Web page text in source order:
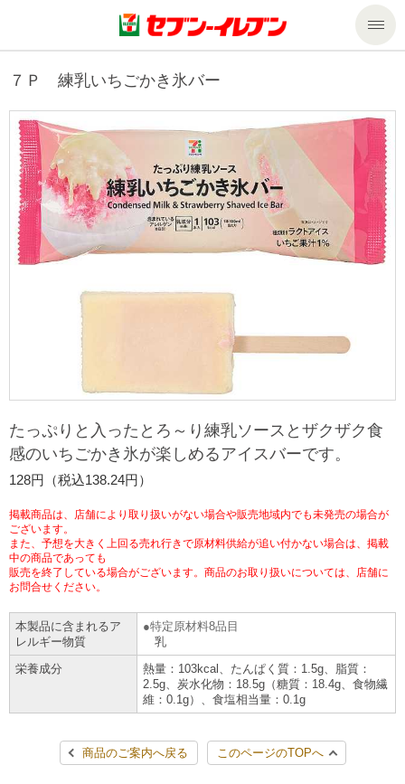
商品のご案内
商品のご案内トップ
今週の新商品
来週の新商品
セブンプレミアム
食の安全・安心への取組み
ギフト
プリペイドカード・金券
ニンテンドー・ダウンロードカード
セール・キャンペーン
サービス
サービストップ
マルチコピー機でできること
マルチコピー機でできることトップ
コピー
プリント
スキャン
ファクス
チケット
便利なサービス
宅配便
切手・はがき・印紙
セブン銀行ATM
ご利用可能なお支払い方法
各種料金のお支払い
チケットサービス
セブンチケット
チケットぴあ
イープラス
CNプレイガイド
セブン‐イレブンでお受取り
タワーレコード
セブンネットショッピング
停電時のサービス停止のお知らせ
企業情報
ニュースリリース
ごあいさつ
企業理念
会社概要
貸借対照表・損益計算書
沿革
国内店舗数
サステナビリティ
サステナビリティトップ
セブン＆アイ・ホールディングスの重点課題
サステナビリティ活動基本方針
サステナビリティ推進体制
GREEN CHALLENGE 2050
4VISIONS
サステナビリティニュース
サステナビリティレポート
加盟店オーナー募集 物件募集・購入
店舗検索
ネットショッピング
お問い合わせ
Language
English (Corporate)
English (Services)
한국어(서비스)
７Ｐ 練乳いちごかき氷バー
たっぷりと入ったとろ～り練乳ソースとザクザク食
感のいちごかき氷が楽しめるアイスバーです。
128円（税込138.24円）
掲載商品は、店舗により取り扱いがない場合や販売地域内でも未発売の場合が
ございます。
また、予想を大きく上回る売れ行きで原材料供給が追い付かない場合は、掲載
中の商品であっても
販売を終了している場合がございます。商品のお取り扱いについては、店舗に
お問合せください。
本製品に含まれるア
レルギー物質
特定原材料8品目
乳
栄養成分
熱量：103kcal、たんぱく質：1.5g、脂質：
2.5g、炭水化物：18.5g（糖質：18.4g、食物繊
維：0.1g）、食塩相当量：0.1g
商品のご案内へ戻る このページのTOPへ